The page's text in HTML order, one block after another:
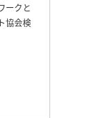
ークと
協会検